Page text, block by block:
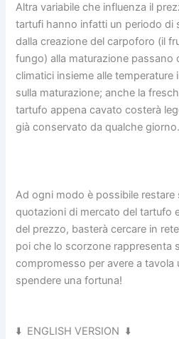
Altra variabile che influenza il
tartufi hanno infatti un periodo di
dalla creazione del carpoforo (il
fungo) alla maturazione passano
climatici insieme alle
sulla maturazione; anche la
tartufo appena cavato costerà
già conservato da qualche giorno.
Ad ogni modo è possibile restare
quotazioni di mercato del tartufo
del prezzo, basterà cercare in
poi che lo scorzone rappresenta
compromesso per avere a tavola
spendere una fortuna!
⬇️ ENGLISH VERSION ⬇️